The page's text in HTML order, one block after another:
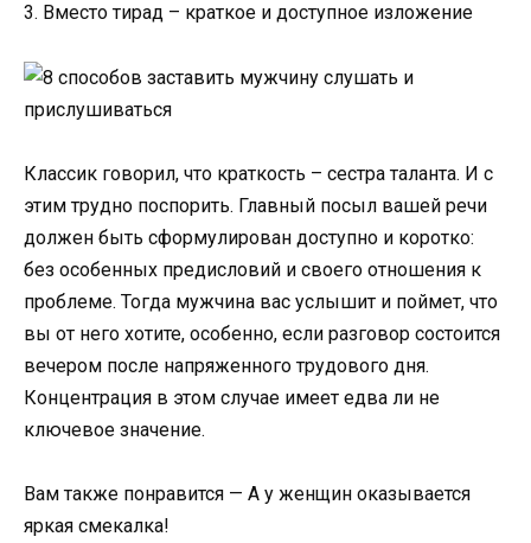
3. Вместо тирад – краткое и доступное изложение
Классик говорил, что краткость – сестра таланта. И с
этим трудно поспорить. Главный посыл вашей речи
должен быть сформулирован доступно и коротко:
без особенных предисловий и своего отношения к
проблеме. Тогда мужчина вас услышит и поймет, что
вы от него хотите, особенно, если разговор состоится
вечером после напряженного трудового дня.
Концентрация в этом случае имеет едва ли не
ключевое значение.
Вам также понравится — А у женщин оказывается
яркая смекалка!